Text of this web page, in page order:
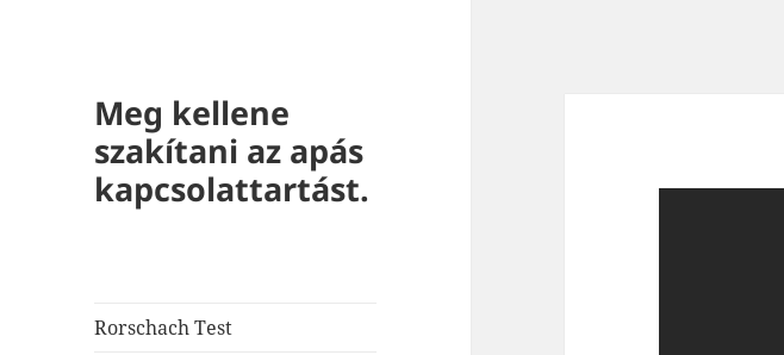
Meg kellene
szakítani az apás
kapcsolattartást.
Rorschach Test